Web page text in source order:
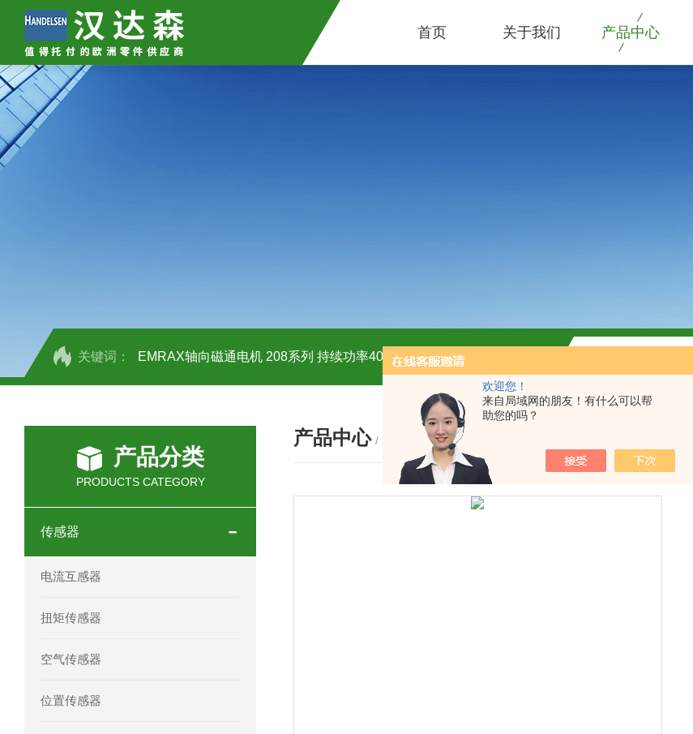
欢迎您！
来自局域网的朋友！有什么可以帮
助您的吗？
首页 关于我们 产品中心
关键词： EMRAX轴向磁通电机 208系列 持续功率40kw
OEMER三相同步电机MTES 132SB/2参数及应用
OEMER三相同步电机MTES 160MA/2参数及应用
OEMER电机QLS 180M环保农业领域应用
产品分类
PRODUCTS CATEGORY
传感器
电流互感器
扭矩传感器
空气传感器
位置传感器
产品中心 / PRODUCTS